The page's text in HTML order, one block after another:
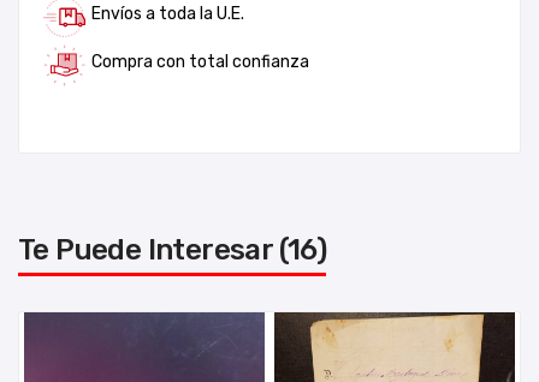
Envíos a toda la U.E.
Compra con total confianza
Te Puede Interesar (16)